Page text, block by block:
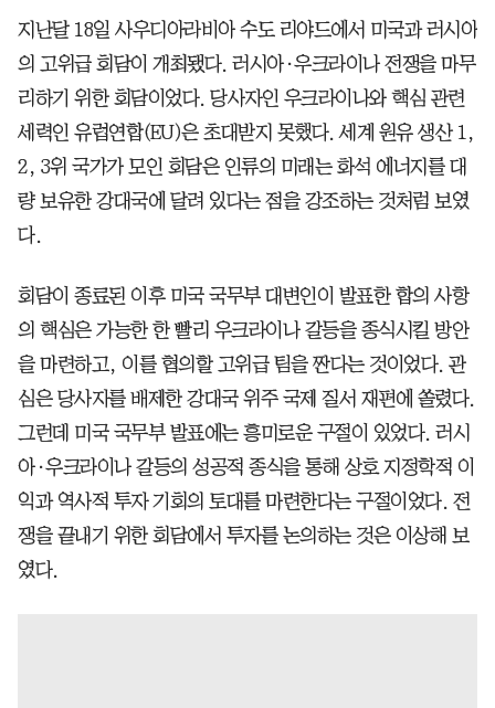
지난달 18일 사우디아라비아 수도 리야드에서 미국과 러시아
의 고위급 회담이 개최됐다. 러시아·우크라이나 전쟁을 마무
리하기 위한 회담이었다. 당사자인 우크라이나와 핵심 관련
세력인 유럽연합(EU)은 초대받지 못했다. 세계 원유 생산 1,
2, 3위 국가가 모인 회담은 인류의 미래는 화석 에너지를 대
량 보유한 강대국에 달려 있다는 점을 강조하는 것처럼 보였
다.
회담이 종료된 이후 미국 국무부 대변인이 발표한 합의 사항
의 핵심은 가능한 한 빨리 우크라이나 갈등을 종식시킬 방안
을 마련하고, 이를 협의할 고위급 팀을 짠다는 것이었다. 관
심은 당사자를 배제한 강대국 위주 국제 질서 재편에 쏠렸다.
그런데 미국 국무부 발표에는 흥미로운 구절이 있었다. 러시
아·우크라이나 갈등의 성공적 종식을 통해 상호 지정학적 이
익과 역사적 투자 기회의 토대를 마련한다는 구절이었다. 전
쟁을 끝내기 위한 회담에서 투자를 논의하는 것은 이상해 보
였다.